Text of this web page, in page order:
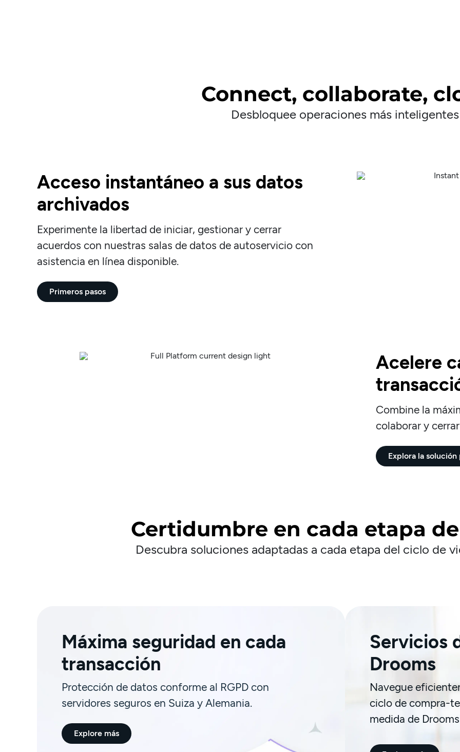
Connect, collaborate,
Desbloquee operaciones más inteligentes
Acceso instantáneo a sus datos
archivados
Experimente la libertad de iniciar, gestionar y cerrar
acuerdos con nuestras salas de datos de autoservicio con
asistencia en línea disponible.
Primeros pasos
Acelere
Combine la
colaborar y
Explora la solución
Certidumbre en cada etapa
Descubra soluciones adaptadas a cada etapa del ciclo de
Máxima seguridad en cada
transacción
Protección de datos conforme al RGPD con
servidores seguros en Suiza y Alemania.
Explore más
Servicios
Drooms
Navegue
ciclo de compra-
medida de